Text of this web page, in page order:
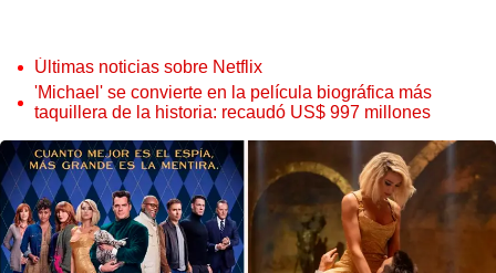
Últimas noticias sobre Netflix
'Michael' se convierte en la película biográfica más
taquillera de la historia: recaudó US$ 997 millones